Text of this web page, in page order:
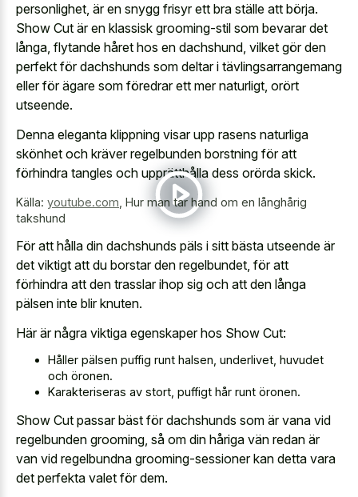
personlighet, är en snygg frisyr ett bra ställe att börja.
Show Cut är en klassisk grooming-stil som bevarar det
långa, flytande håret hos en dachshund, vilket gör den
perfekt för dachshunds som deltar i tävlingsarrangemang
eller för ägare som föredrar ett mer naturligt, orört
utseende.
Denna eleganta klippning visar upp rasens naturliga
skönhet och kräver regelbunden borstning för att
förhindra tangles och upprätthålla dess orörda skick.
Källa: youtube.com Hur man tar hand om en långhårig
takshund
För att hålla din dachshunds päls i sitt bästa utseende är
det viktigt att du borstar den regelbundet, för att
förhindra att den trasslar ihop sig och att den långa
pälsen inte blir knuten.
Här är några viktiga egenskaper hos Show Cut:
Håller pälsen puffig runt halsen, underlivet, huvudet
och öronen.
Karakteriseras av stort, puffigt hår runt öronen.
Show Cut passar bäst för dachshunds som är vana vid
regelbunden grooming, så om din håriga vän redan är
van vid regelbundna grooming-sessioner kan detta vara
det perfekta valet för dem.